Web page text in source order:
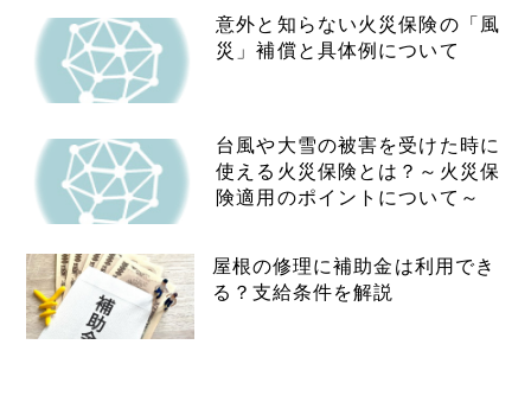
意外と知らない火災保険の「風
災」補償と具体例について
台風や大雪の被害を受けた時に
使える火災保険とは？～火災保
険適用のポイントについて～
屋根の修理に補助金は利用でき
る？支給条件を解説